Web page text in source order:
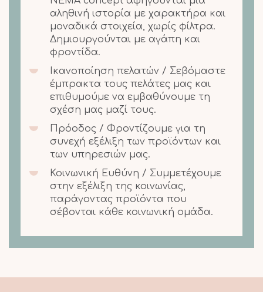
αληθινή ιστορία με χαρακτήρα και
μοναδικά στοιχεία, χωρίς φίλτρα.
Δημιουργούνται με αγάπη και
φροντίδα.
Ικανοποίηση πελατών / Σεβόμαστε
έμπρακτα τους πελάτες μας και
επιθυμούμε να εμβαθύνουμε τη
σχέση μας μαζί τους.
Πρόοδος / Φροντίζουμε για τη
συνεχή εξέλιξη των προϊόντων και
των υπηρεσιών μας.
Κοινωνική Ευθύνη / Συμμετέχουμε
στην εξέλιξη της κοινωνίας,
παράγοντας προϊόντα που
σέβονται κάθε κοινωνική ομάδα.